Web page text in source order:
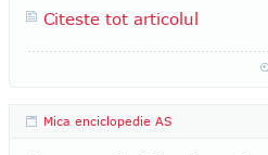
Citeste tot articolul
Mica enciclopedie AS